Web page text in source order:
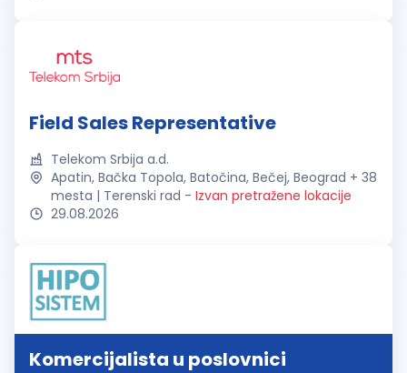
Field Sales Representative
Telekom Srbija a.d.
Apatin, Bačka Topola, Batočina, Bečej, Beograd + 38
mesta | Terenski rad - Izvan pretražene lokacije
29.08.2026
Komercijalista u poslovnici